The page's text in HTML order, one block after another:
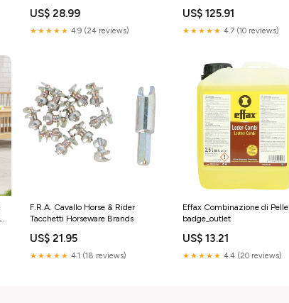
US$ 28.99
★★★★★ 4.9 (24 reviews)
US$ 125.91
★★★★★ 4.7 (10 reviews)
F.R.A. Cavallo Horse & Rider
Tacchetti Horseware Brands
US$ 21.95
★★★★★ 4.1 (18 reviews)
Effax Combinazione di Pelle
badge_outlet
US$ 13.21
★★★★★ 4.4 (20 reviews)